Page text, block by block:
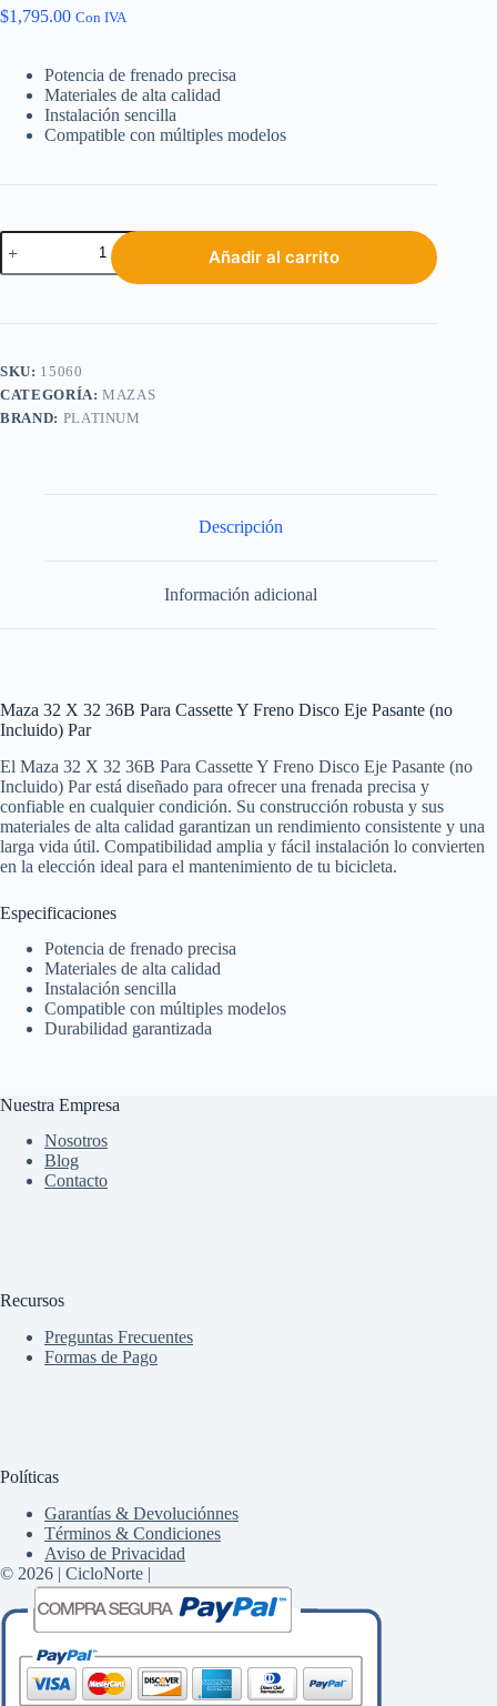
$1,795.00 Con IVA
Potencia de frenado precisa
Materiales de alta calidad
Instalación sencilla
Compatible con múltiples modelos
Añadir al carrito
SKU: 15060
CATEGORÍA:MAZAS
BRAND: PLATINUM
Descripción
Información adicional
Maza 32 X 32 36B Para Cassette Y Freno Disco Eje Pasante (no
Incluido) Par
El Maza 32 X 32 36B Para Cassette Y Freno Disco Eje Pasante (no
Incluido) Par está diseñado para ofrecer una frenada precisa y
confiable en cualquier condición. Su construcción robusta y sus
materiales de alta calidad garantizan un rendimiento consistente y una
larga vida útil. Compatibilidad amplia y fácil instalación lo convierten
en la elección ideal para el mantenimiento de tu bicicleta.
Especificaciones
Potencia de frenado precisa
Materiales de alta calidad
Instalación sencilla
Compatible con múltiples modelos
Durabilidad garantizada
Nuestra Empresa
Nosotros
Blog
Contacto
Recursos
Preguntas Frecuentes
Formas de Pago
Políticas
Garantías & Devoluciónnes
Términos & Condiciones
Aviso de Privacidad
© 2026 | CicloNorte |